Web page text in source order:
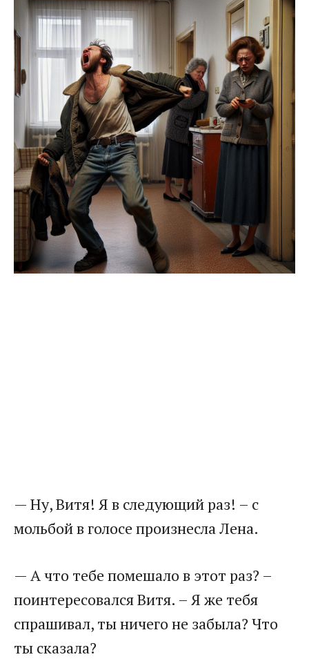
— Ну, Витя! Я в следующий раз! – с
мольбой в голосе произнесла Лена.
— А что тебе помешало в этот раз? –
поинтересовался Витя. – Я же тебя
спрашивал, ты ничего не забыла? Что
ты сказала?